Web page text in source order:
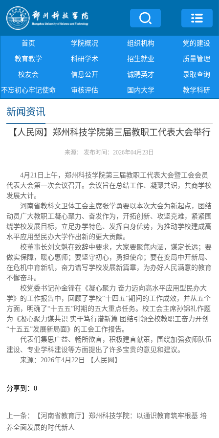
首页 学院概况 组织机构 党的建设
教育教学 科研学术 招生就业 质量管理
校友会 信息公开 诚聘英才 录取查询
不忘初心牢记使命 审核评估 国内大学 教学科研
新闻资讯
【人民网】郑州科技学院第三届教职工代表大会举行
来源： 发布时间：2026年04月23日
4月21日上午，郑州科技学院第三届教职工代表大会暨工会会员
代表大会第一次会议召开。会议旨在总结工作、凝聚共识，共商学校
发展大计。
河南省教科文卫体工会主席张学勇要以本次大会为新起点，团结
动员广大教职工凝心聚力、奋发作为，开拓创新、攻坚克难，紧紧围
绕学校发展目标，立足办学特色、发挥自身优势，为推动学校建成高
水平应用型民办大学作出新的更大贡献。
校董事长刘文魁在致辞中要求，大家要聚焦内涵，谋定长远；要
做实保障，暖心惠师；要坚守初心，勇担使命；要在变局中开新局、
在危机中育新机，奋力谱写学校发展新篇章，为办好人民满意的教育
不懈奋斗。
校党委书记孙金锋在《凝心聚力 奋力迈向高水平应用型民办大
学》的工作报告中，回顾了学校“十四五”期间的工作成效，并从五个
方面，明确了“十五五”时期的五大重点任务。校工会主席孙锦礼作题
为《凝心聚力谋共识 实干笃行谱新篇 团结引领全校教职工奋力开创
“十五五”发展新局面》的工会工作报告。
代表们集思广益、畅所欲言，积极建言献策，围绕加强教师队伍
建设、专业学科建设等方面提出了许多宝贵的意见和建议。
来源：2026年4月22日 【人民网】
分享到：0
上一条：
【河南省教育厅】郑州科技学院：以通识教育筑牢根基 培
养全面发展的时代新人